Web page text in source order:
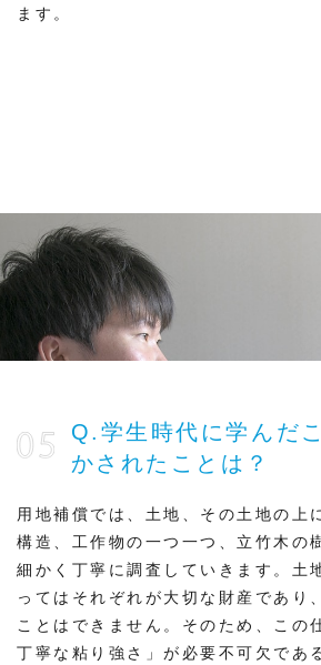
ます。
Q.学生時代に学んだ
かされたことは？
用地補償では、土地、その土地の上
構造、工作物の一つ一つ、立竹木の
細かく丁寧に調査していきます。土
ってはそれぞれが大切な財産であり
ことはできません。そのため、この
丁寧な粘り強さ」が必要不可欠であ